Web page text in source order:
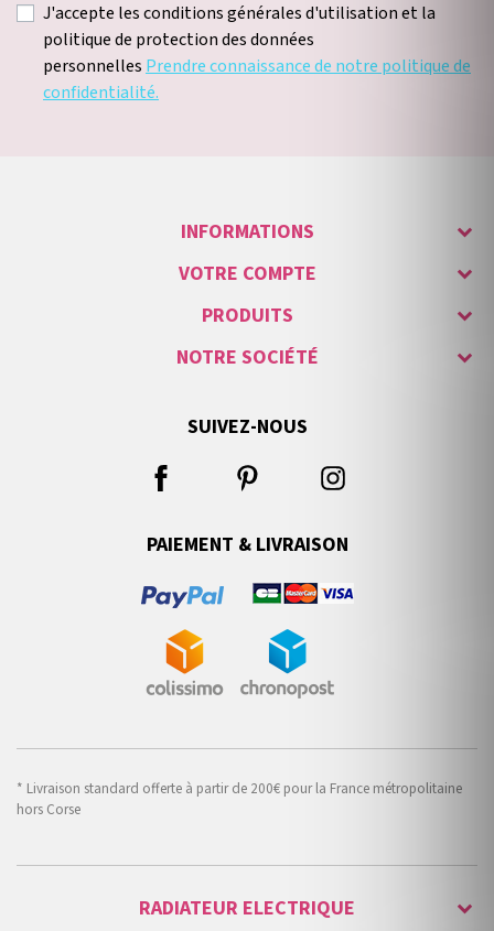
J'accepte les conditions générales d'utilisation et la
politique de protection des données
personnelles Prendre connaissance de notre politique de
confidentialité.
INFORMATIONS
VOTRE COMPTE
PRODUITS
NOTRE SOCIÉTÉ
SUIVEZ-NOUS
PAIEMENT & LIVRAISON
* Livraison standard offerte à partir de 200€ pour la France métropolitaine
hors Corse
RADIATEUR ELECTRIQUE